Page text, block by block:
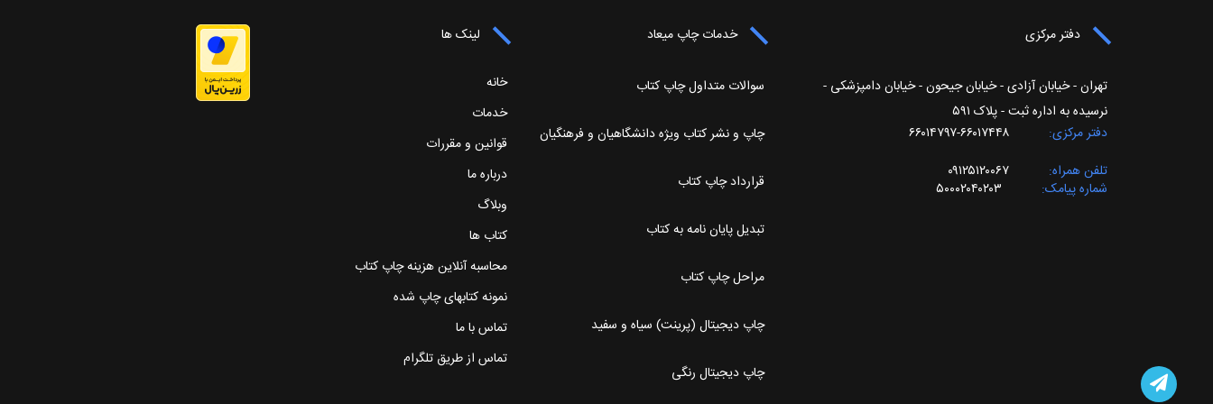
دفتر مرکزی
تهران - خیابان آزادی - خیابان جیحون - خیابان دامپزشکی -
نرسیده به اداره ثبت - پلاک ۵۹۱
دفتر مرکزی
۶۶۰۱۷۴۴۸-۶۶۰۱۴۷۹۷
تلفن همراه
۰۹۱۲۵۱۲۰۰۶۷
شماره پیامک
۵۰۰۰۲۰۴۰۲۰۳
خدمات چاپ میعاد
سوالات متداول چاپ کتاب
چاپ و نشر کتاب ویژه دانشگاهیان و فرهنگیان
قرارداد چاپ کتاب
تبدیل پایان نامه به کتاب
مراحل چاپ کتاب
چاپ دیجیتال (پرینت) سیاه و سفید
چاپ دیجیتال رنگی
لینک ها
خانه
خدمات
قوانین و مقررات
درباره ما
وبلاگ
کتاب ها
محاسبه آنلاین هزینه چاپ کتاب
نمونه کتابهای چاپ شده
تماس با ما
تماس از طریق تلگرام